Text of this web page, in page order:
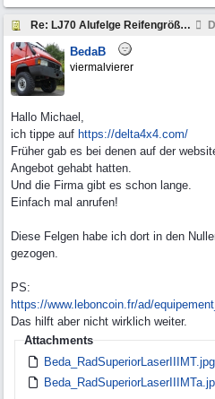
Re: LJ70 Alufelge Reifengröße Freigabe
BedaB
viermalvierer
Hallo Michael,
ich tippe auf https://delta4x4.com/
Früher gab es bei denen auf der
Angebot gehabt hatten.
Und die Firma gibt es schon lange.
Einfach mal anrufen!
Diese Felgen habe ich dort in den
gezogen.
PS:
https://www.leboncoin.fr/ad/
Das hilft aber nicht wirklich weiter.
Attachments
Beda_RadSuperiorLaserIIIMT.jpg